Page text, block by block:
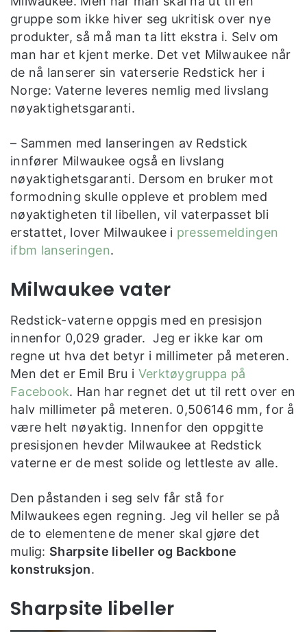
gruppe som ikke hiver seg ukritisk over nye
produkter, så må man ta litt ekstra i. Selv om
man har et kjent merke. Det vet Milwaukee når
de nå lanserer sin vaterserie Redstick her i
Norge: Vaterne leveres nemlig med livslang
nøyaktighetsgaranti.
– Sammen med lanseringen av Redstick
innfører Milwaukee også en livslang
nøyaktighetsgaranti. Dersom en bruker mot
formodning skulle oppleve et problem med
nøyaktigheten til libellen, vil vaterpasset bli
erstattet, lover Milwaukee i pressemeldingen
ifbm lanseringen.
Milwaukee vater
Redstick-vaterne oppgis med en presisjon
innenfor 0,029 grader. Jeg er ikke kar om
regne ut hva det betyr i millimeter på meteren.
Men det er Emil Bru i Verktøygruppa på
Facebook. Han har regnet det ut til rett over en
halv millimeter på meteren. 0,506146 mm, for å
være helt nøyaktig. Innenfor den oppgitte
presisjonen hevder Milwaukee at Redstick
vaterne er de mest solide og lettleste av alle.
Den påstanden i seg selv får stå for
Milwaukees egen regning. Jeg vil heller se på
de to elementene de mener skal gjøre det
mulig: Sharpsite libeller og Backbone
konstruksjon.
Sharpsite libeller